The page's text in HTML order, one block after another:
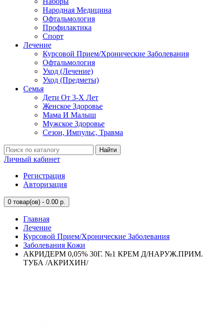
Народная Медицина
Офтальмология
Профилактика
Спорт
Лечение
Курсовой Прием/Хронические Заболевания
Офтальмология
Уход (Лечение)
Уход (Предметы)
Семья
Дети От 3-Х Лет
Женское Здоровье
Мама И Малыш
Мужское Здоровье
Сезон, Импульс, Травма
Найти
Личный кабинет
Регистрация
Авторизация
0 товар(ов) - 0.00 р.
Главная
Лечение
Курсовой Прием/Хронические Заболевания
Заболевания Кожи
АКРИДЕРМ 0,05% 30Г. №1 КРЕМ Д/НАРУЖ.ПРИМ.
ТУБА /АКРИХИН/